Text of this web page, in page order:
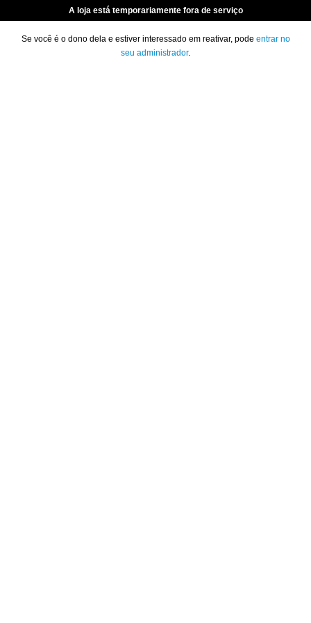
A loja está temporariamente fora de serviço
Se você é o dono dela e estiver interessado em reativar, pode entrar no
seu administrador.